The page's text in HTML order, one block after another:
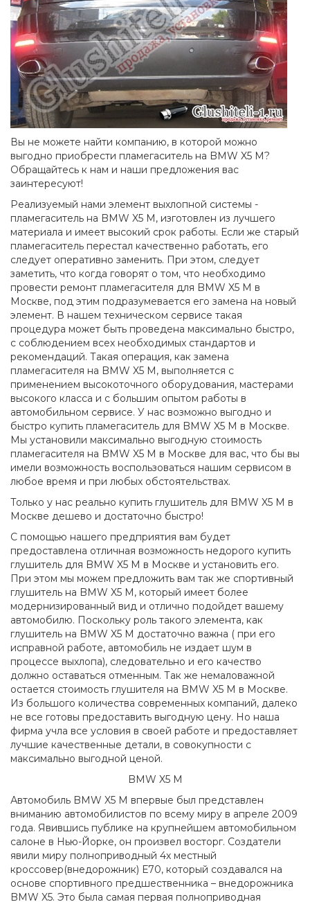
Вы не можете найти компанию, в которой можно
выгодно приобрести пламегаситель на BMW X5 M?
Обращайтесь к нам и наши предложения вас
заинтересуют!
Реализуемый нами элемент выхлопной системы -
пламегаситель на BMW X5 M, изготовлен из лучшего
материала и имеет высокий срок работы. Если же старый
пламегаситель перестал качественно работать, его
следует оперативно заменить. При этом, следует
заметить, что когда говорят о том, что необходимо
провести ремонт пламегасителя для BMW X5 M в
Москве, под этим подразумевается его замена на новый
элемент. В нашем техническом сервисе такая
процедура может быть проведена максимально быстро,
с соблюдением всех необходимых стандартов и
рекомендаций. Такая операция, как замена
пламегасителя на BMW X5 M, выполняется с
применением высокоточного оборудования, мастерами
высокого класса и с большим опытом работы в
автомобильном сервисе. У нас возможно выгодно и
быстро купить пламегаситель для BMW X5 M в Москве.
Мы установили максимально выгодную стоимость
пламегасителя на BMW X5 M в Москве для вас, что бы вы
имели возможность воспользоваться нашим сервисом в
любое время и при любых обстоятельствах.
Только у нас реально купить глушитель для BMW X5 M в
Москве дешево и достаточно быстро!
С помощью нашего предприятия вам будет
предоставлена отличная возможность недорого купить
глушитель для BMW X5 M в Москве и установить его.
При этом мы можем предложить вам так же спортивный
глушитель на BMW X5 M, который имеет более
модернизированный вид и отлично подойдет вашему
автомобилю. Поскольку роль такого элемента, как
глушитель на BMW X5 M достаточно важна ( при его
исправной работе, автомобиль не издает шум в
процессе выхлопа), следовательно и его качество
должно оставаться отменным. Так же немаловажной
остается стоимость глушителя на BMW X5 M в Москве.
Из большого количества современных компаний, далеко
не все готовы предоставить выгодную цену. Но наша
фирма учла все условия в своей работе и предоставляет
лучшие качественные детали, в совокупности с
максимально выгодной ценой.
BMW X5 M
Автомобиль BMW X5 M впервые был представлен
вниманию автомобилистов по всему миру в апреле 2009
года. Явившись публике на крупнейшем автомобильном
салоне в Нью-Йорке, он произвел восторг. Создатели
явили миру полноприводный 4х местный
кроссовер(внедорожник) Е70, который создавался на
основе спортивного предшественника – внедорожника
BMW X5. Это была самая первая полноприводная